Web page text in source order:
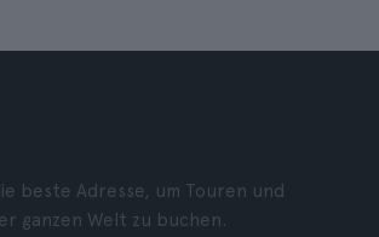
beste Adresse, um Touren und
ganzen Welt zu buchen.